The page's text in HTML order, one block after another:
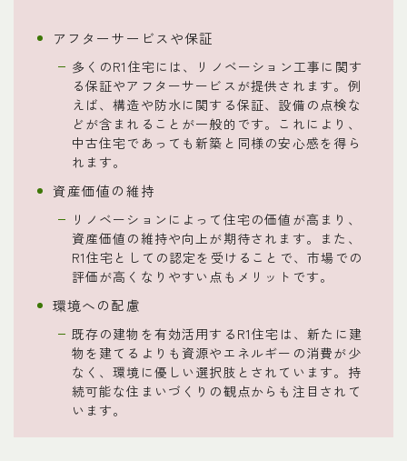
アフターサービスや保証
多くのR1住宅には、リノベーション工事に関す
る保証やアフターサービスが提供されます。例
えば、構造や防水に関する保証、設備の点検な
どが含まれることが一般的です。これにより、
中古住宅であっても新築と同様の安心感を得ら
れます。
資産価値の維持
リノベーションによって住宅の価値が高まり、
資産価値の維持や向上が期待されます。また、
R1住宅としての認定を受けることで、市場での
評価が高くなりやすい点もメリットです。
環境への配慮
既存の建物を有効活用するR1住宅は、新たに建
物を建てるよりも資源やエネルギーの消費が少
なく、環境に優しい選択肢とされています。持
続可能な住まいづくりの観点からも注目されて
います。